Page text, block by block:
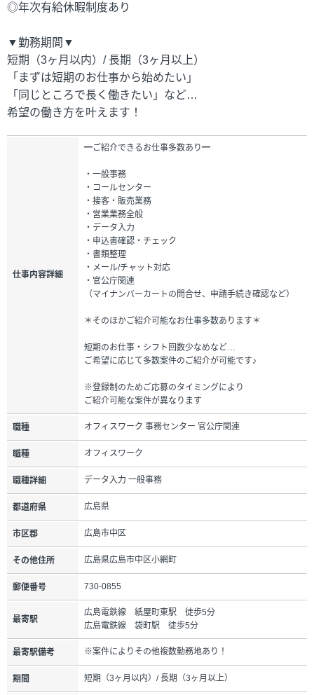
◎年次有給休暇制度あり
▼勤務期間▼
短期（3ヶ月以内）/ 長期（3ヶ月以上）
「まずは短期のお仕事から始めたい」
「同じところで長く働きたい」など…
希望の働き方を叶えます！
仕事内容詳細
━ご紹介できるお仕事多数あり━
・一般事務
・コールセンター
・接客・販売業務
・営業業務全般
・データ入力
・申込書確認・チェック
・書類整理
・メール/チャット対応
・官公庁関連
（マイナンバーカートの問合せ、申請手続き確認など）
＊そのほかご紹介可能なお仕事多数あります＊
短期のお仕事・シフト回数少なめなど…
ご希望に応じて多数案件のご紹介が可能です♪
※登録制のためご応募のタイミングにより
ご紹介可能な案件が異なります
職種 オフィスワーク 事務センター 官公庁関連
職種 オフィスワーク
職種詳細 データ入力 一般事務
都道府県 広島県
市区郡 広島市中区
その他住所 広島県広島市中区小網町
郵便番号 730-0855
最寄駅
広島電鉄線 紙屋町東駅 徒歩5分
広島電鉄線 袋町駅 徒歩5分
最寄駅備考 ※案件によりその他複数勤務地あり！
期間 短期（3ヶ月以内）/ 長期（3ヶ月以上）